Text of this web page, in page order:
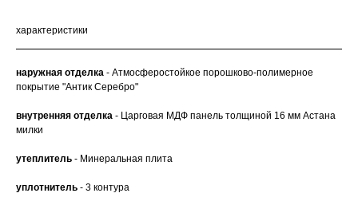
характеристики
наружная отделка - Атмосферостойкое порошково-полимерное
покрытие "Антик Серебро"
внутренняя отделка - Царговая МДФ панель толщиной 16 мм Астана
милки
утеплитель - Минеральная плита
уплотнитель - 3 контура